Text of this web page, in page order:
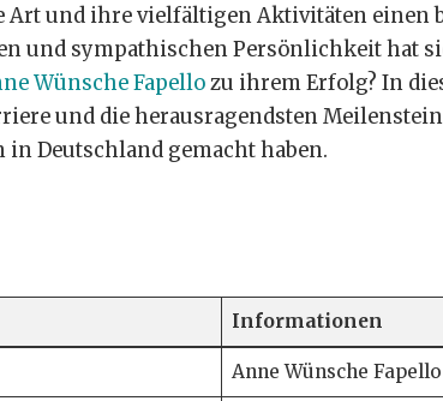
und ihre vielfältigen Aktivitäten einen
und sympathischen Persönlichkeit hat
Wünsche Fapellozu ihrem Erfolg? In
und die herausragendsten
Deutschland gemacht haben.
Informationen
Anne Wünsche Fapello